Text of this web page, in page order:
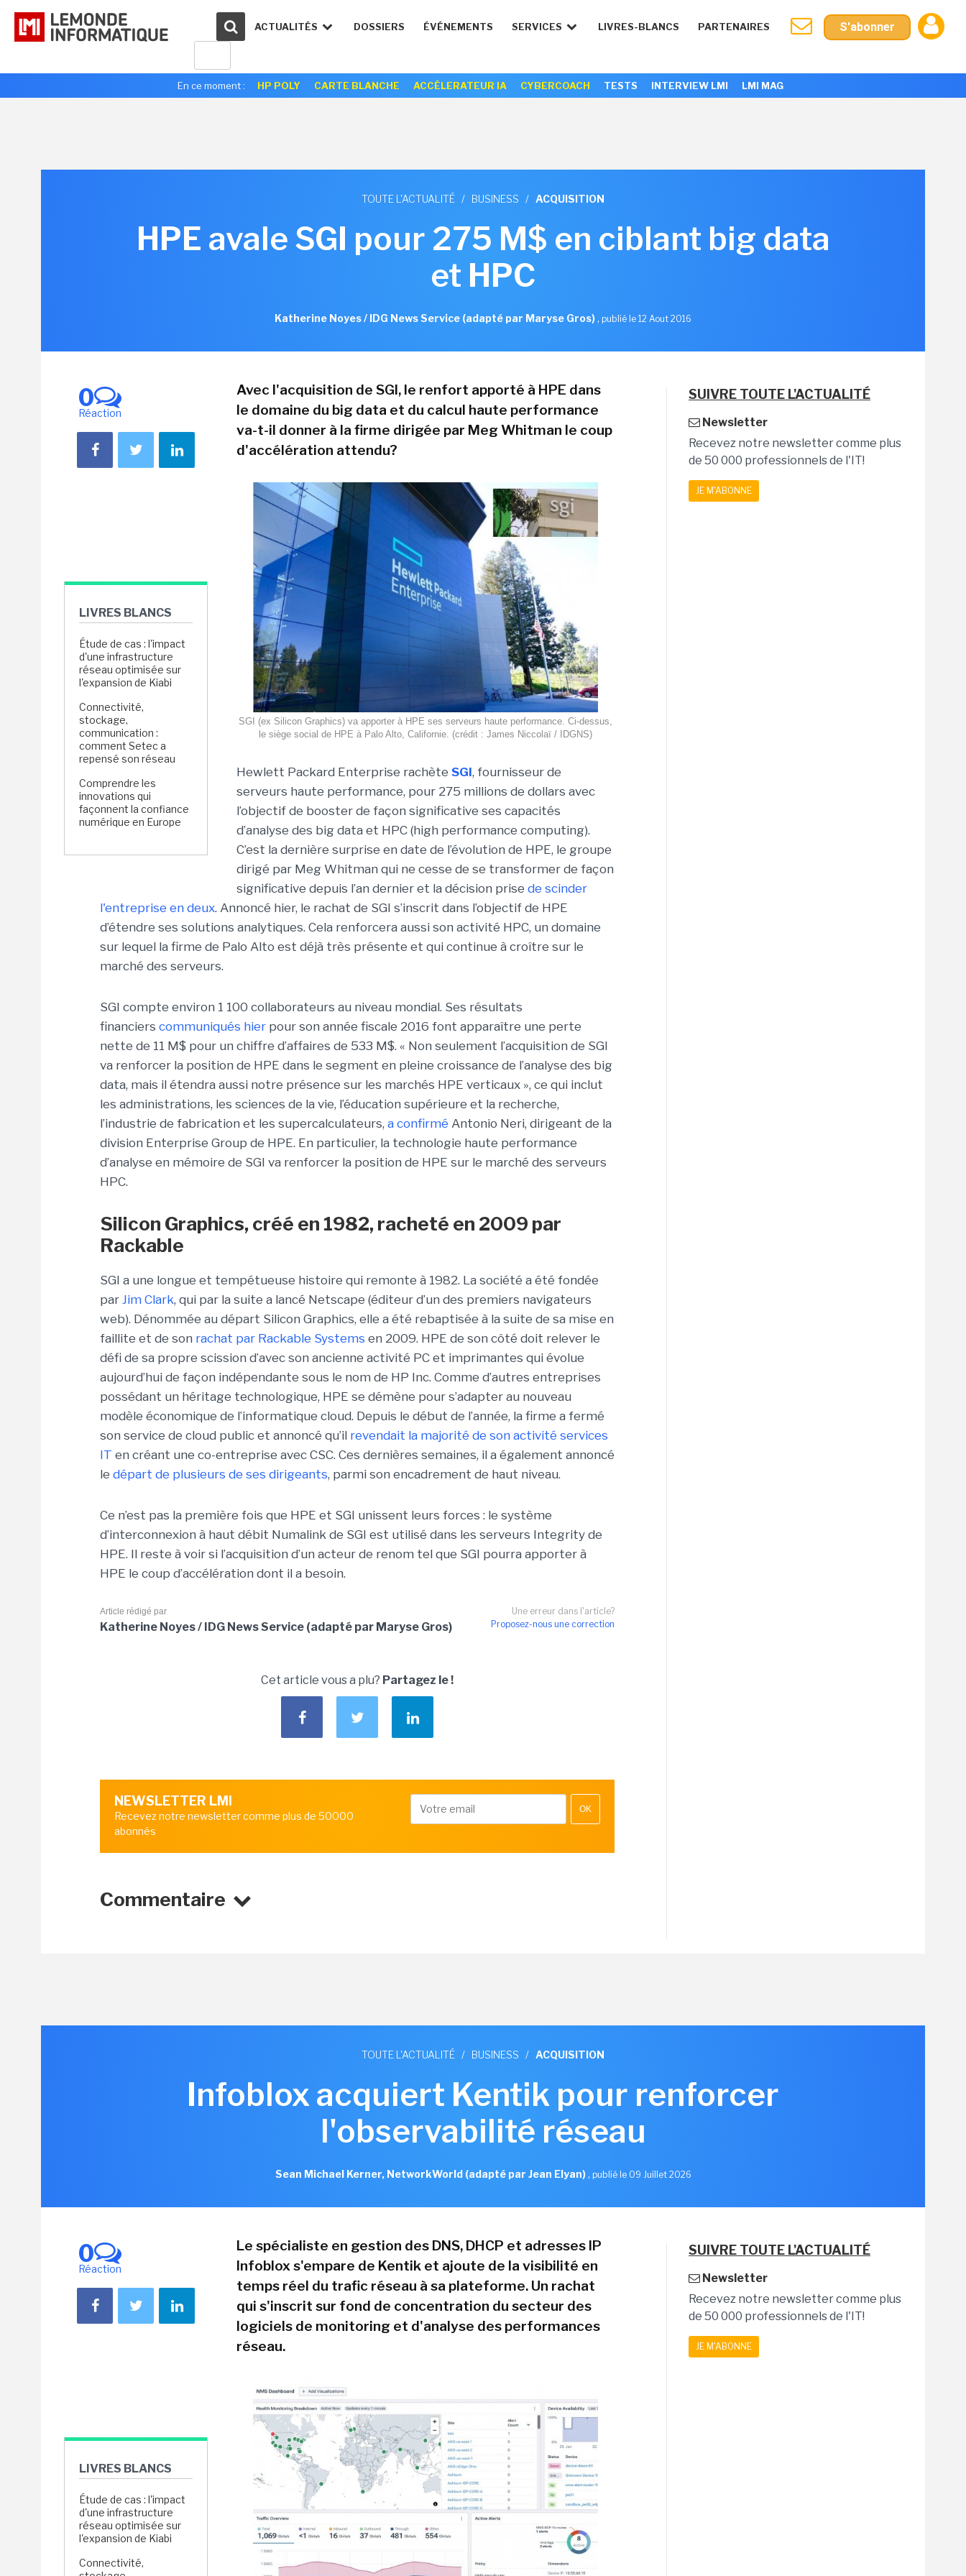
ACTUALITÉS DOSSIERS ÉVÉNEMENTS SERVICES LIVRES-BLANCS PARTENAIRES S'abonner
En ce moment : HP POLY CARTE BLANCHE ACCÉLERATEUR IA CYBERCOACH TESTS INTERVIEW LMI LMI MAG
TOUTE L'ACTUALITÉ / BUSINESS / ACQUISITION
HPE avale SGI pour 275 M$ en ciblant big data
et HPC
Katherine Noyes / IDG News Service (adapté par Maryse Gros), publié le 12 Aout 2016
0
Réaction
LIVRES BLANCS
Étude de cas : l'impact
d'une infrastructure
réseau optimisée sur
l'expansion de Kiabi
Connectivité,
stockage,
communication :
comment Setec a
repensé son réseau
Comprendre les
innovations qui
façonnent la confiance
numérique en Europe
Avec l'acquisition de SGI, le renfort apporté à HPE dans
le domaine du big data et du calcul haute performance
va-t-il donner à la firme dirigée par Meg Whitman le coup
d'accélération attendu?
SGI (ex Silicon Graphics) va apporter à HPE ses serveurs haute performance. Ci-dessus,
le siège social de HPE à Palo Alto, Californie. (crédit : James Niccolaï / IDGNS)
Hewlett Packard Enterprise rachète SGI, fournisseur de
serveurs haute performance, pour 275 millions de dollars avec
l’objectif de booster de façon significative ses capacités
d’analyse des big data et HPC (high performance computing).
C’est la dernière surprise en date de l’évolution de HPE, le groupe
dirigé par Meg Whitman qui ne cesse de se transformer de façon
significative depuis l’an dernier et la décision prise de scinder
l'entreprise en deux. Annoncé hier, le rachat de SGI s’inscrit dans l’objectif de HPE
d’étendre ses solutions analytiques. Cela renforcera aussi son activité HPC, un domaine
sur lequel la firme de Palo Alto est déjà très présente et qui continue à croître sur le
marché des serveurs.
SGI compte environ 1 100 collaborateurs au niveau mondial. Ses résultats
financiers communiqués hier pour son année fiscale 2016 font apparaître une perte
nette de 11 M$ pour un chiffre d’affaires de 533 M$. « Non seulement l’acquisition de SGI
va renforcer la position de HPE dans le segment en pleine croissance de l’analyse des big
data, mais il étendra aussi notre présence sur les marchés HPE verticaux », ce qui inclut
les administrations, les sciences de la vie, l’éducation supérieure et la recherche,
l’industrie de fabrication et les supercalculateurs, a confirmé Antonio Neri, dirigeant de la
division Enterprise Group de HPE. En particulier, la technologie haute performance
d’analyse en mémoire de SGI va renforcer la position de HPE sur le marché des serveurs
HPC.
Silicon Graphics, créé en 1982, racheté en 2009 par
Rackable
SGI a une longue et tempétueuse histoire qui remonte à 1982. La société a été fondée
par Jim Clark, qui par la suite a lancé Netscape (éditeur d’un des premiers navigateurs
web). Dénommée au départ Silicon Graphics, elle a été rebaptisée à la suite de sa mise en
faillite et de son rachat par Rackable Systems en 2009. HPE de son côté doit relever le
défi de sa propre scission d’avec son ancienne activité PC et imprimantes qui évolue
aujourd’hui de façon indépendante sous le nom de HP Inc. Comme d’autres entreprises
possédant un héritage technologique, HPE se démène pour s’adapter au nouveau
modèle économique de l’informatique cloud. Depuis le début de l’année, la firme a fermé
son service de cloud public et annoncé qu’il revendait la majorité de son activité services
IT en créant une co-entreprise avec CSC. Ces dernières semaines, il a également annoncé
le départ de plusieurs de ses dirigeants, parmi son encadrement de haut niveau.
Ce n’est pas la première fois que HPE et SGI unissent leurs forces : le système
d’interconnexion à haut débit Numalink de SGI est utilisé dans les serveurs Integrity de
HPE. Il reste à voir si l’acquisition d’un acteur de renom tel que SGI pourra apporter à
HPE le coup d’accélération dont il a besoin.
Une erreur dans l'article?
Proposez-nous une correction
Article rédigé par
Katherine Noyes / IDG News Service (adapté par Maryse Gros)
Cet article vous a plu? Partagez le !
NEWSLETTER LMI
Recevez notre newsletter comme plus de 50000
abonnés
OK
Commentaire
SUIVRE TOUTE L'ACTUALITÉ
Newsletter
Recevez notre newsletter comme plus
de 50 000 professionnels de l'IT!
JE M'ABONNE
TOUTE L'ACTUALITÉ / BUSINESS / ACQUISITION
Infoblox acquiert Kentik pour renforcer
l'observabilité réseau
Sean Michael Kerner, NetworkWorld (adapté par Jean Elyan), publié le 09 Juillet 2026
0
Réaction
LIVRES BLANCS
Étude de cas : l'impact
d'une infrastructure
réseau optimisée sur
l'expansion de Kiabi
Connectivité,
Le spécialiste en gestion des DNS, DHCP et adresses IP
Infoblox s'empare de Kentik et ajoute de la visibilité en
temps réel du trafic réseau à sa plateforme. Un rachat
qui s'inscrit sur fond de concentration du secteur des
logiciels de monitoring et d'analyse des performances
réseau.
SUIVRE TOUTE L'ACTUALITÉ
Newsletter
Recevez notre newsletter comme plus
de 50 000 professionnels de l'IT!
JE M'ABONNE